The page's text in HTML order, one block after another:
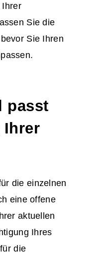
Ihrer
Sie die
Sie Ihren
passt
Ihrer
die einzelnen
eine offene
aktuellen
Ihres
die